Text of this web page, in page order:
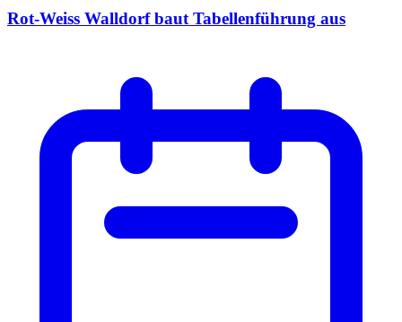
Rot-Weiss Walldorf baut Tabellenführung aus